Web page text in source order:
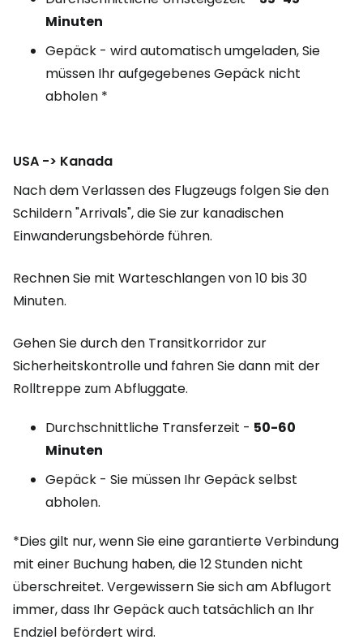
Minuten
Gepäck - wird automatisch umgeladen, Sie
müssen Ihr aufgegebenes Gepäck nicht
abholen *
USA -> Kanada
Nach dem Verlassen des Flugzeugs folgen Sie den
Schildern "Arrivals", die Sie zur kanadischen
Einwanderungsbehörde führen.
Rechnen Sie mit Warteschlangen von 10 bis 30
Minuten.
Gehen Sie durch den Transitkorridor zur
Sicherheitskontrolle und fahren Sie dann mit der
Rolltreppe zum Abfluggate.
Durchschnittliche Transferzeit - 50-60
Minuten
Gepäck - Sie müssen Ihr Gepäck selbst
abholen.
*Dies gilt nur, wenn Sie eine garantierte Verbindung
mit einer Buchung haben, die 12 Stunden nicht
überschreitet. Vergewissern Sie sich am Abflugort
immer, dass Ihr Gepäck auch tatsächlich an Ihr
Endziel befördert wird.